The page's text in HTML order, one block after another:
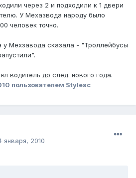
через 2 и подходили к 1 двери
У Мехазвода народу было
человек точно.
Мехзавода сказала - "Троллейбусы
водитель до след. нового года.
пользователем Stylesc
января, 2010